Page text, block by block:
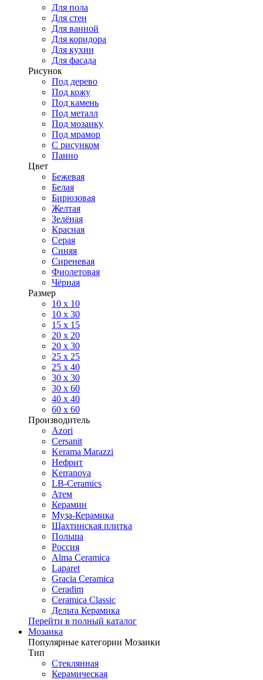
Для пола
Для стен
Для ванной
Для коридора
Для кухни
Для фасада
Рисунок
Под дерево
Под кожу
Под камень
Под металл
Под мозаику
Под мрамор
С рисунком
Панно
Цвет
Бежевая
Белая
Бирюзовая
Желтая
Зелёная
Красная
Серая
Синяя
Сиреневая
Фиолетовая
Чёрная
Размер
10 х 10
10 x 30
15 x 15
20 х 20
20 x 30
25 x 25
25 x 40
30 x 30
30 х 60
40 х 40
60 х 60
Производитель
Azori
Cersanit
Kerama Marazzi
Нефрит
Kerranova
LB-Ceramics
Атем
Керамин
Муза-Керамика
Шахтинская плитка
Польша
Россия
Alma Ceramica
Laparet
Gracia Ceramica
Ceradim
Ceramica Classic
Дельта Керамика
Перейти в полный каталог
Мозаика
Популярные категории Мозаики
Тип
Стеклянная
Керамическая